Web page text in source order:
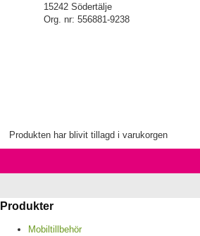
15242 Södertälje
Org. nr: 556881-9238
Produkten har blivit tillagd i varukorgen
Produkter
Mobiltillbehör